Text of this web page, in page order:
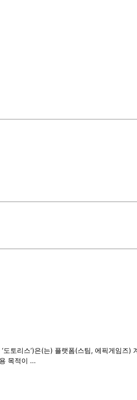
토리스’)은(는) 플랫폼(스팀, 에픽게임
목적이 ...